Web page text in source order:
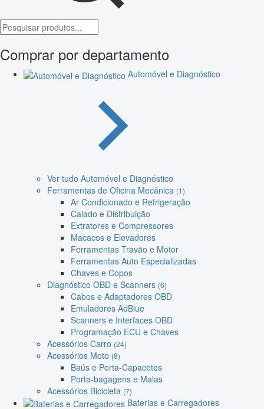
Comprar por departamento
Automóvel e Diagnóstico
Ver tudo Automóvel e Diagnóstico
Ferramentas de Oficina Mecânica (1)
Ar Condicionado e Refrigeração
Calado e Distribuição
Extratores e Compressores
Macacos e Elevadores
Ferramentas Travão e Motor
Ferramentas Auto Especializadas
Chaves e Copos
Diagnóstico OBD e Scanners (6)
Cabos e Adaptadores OBD
Emuladores AdBlue
Scanners e Interfaces OBD
Programação ECU e Chaves
Acessórios Carro (24)
Acessórios Moto (8)
Baús e Porta-Capacetes
Porta-bagagens e Malas
Acessórios Bicicleta (7)
Baterias e Carregadores